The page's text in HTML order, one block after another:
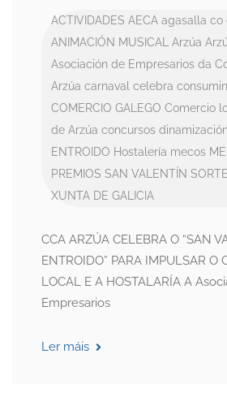
ACTIVIDADES AECA agasalla co
ANIMACIÓN MUSICAL
Arzúa
Asociación de Empresarios da
Arzúa carnaval celebra
COMERCIO GALEGO Comercio
de Arzúa concursos
ENTROIDO Hostalería mecos
PREMIOS SAN VALENTÍN
XUNTA DE GALICIA
CCA ARZÚA CELEBRA O “SAN
ENTROIDO” PARA IMPULSAR O
LOCAL E A HOSTALARÍA A
Empresarios
Ler máis